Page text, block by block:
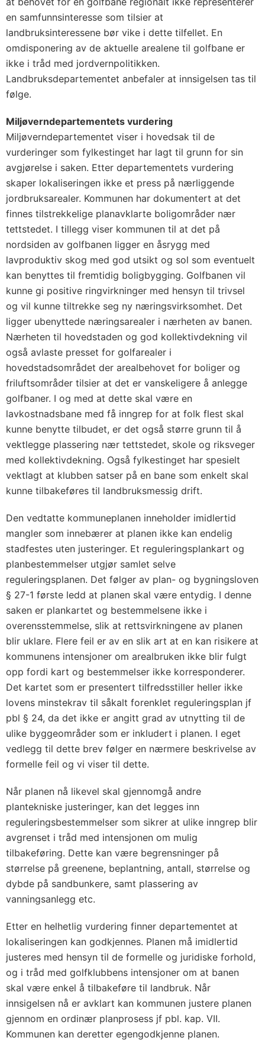
en samfunnsinteresse som tilsier at
landbruksinteressene bør vike i dette tilfellet. En
omdisponering av de aktuelle arealene til golfbane er
ikke i tråd med jordvernpolitikken.
Landbruksdepartementet anbefaler at innsigelsen tas til
følge.
Miljøverndepartementets vurdering
Miljøverndepartementet viser i hovedsak til de
vurderinger som fylkestinget har lagt til grunn for sin
avgjørelse i saken. Etter departementets vurdering
skaper lokaliseringen ikke et press på nærliggende
jordbruksarealer. Kommunen har dokumentert at det
finnes tilstrekkelige planavklarte boligområder nær
tettstedet. I tillegg viser kommunen til at det på
nordsiden av golfbanen ligger en åsrygg med
lavproduktiv skog med god utsikt og sol som eventuelt
kan benyttes til fremtidig boligbygging. Golfbanen vil
kunne gi positive ringvirkninger med hensyn til trivsel
og vil kunne tiltrekke seg ny næringsvirksomhet. Det
ligger ubenyttede næringsarealer i nærheten av banen.
Nærheten til hovedstaden og god kollektivdekning vil
også avlaste presset for golfarealer i
hovedstadsområdet der arealbehovet for boliger og
friluftsområder tilsier at det er vanskeligere å anlegge
golfbaner. I og med at dette skal være en
lavkostnadsbane med få inngrep for at folk flest skal
kunne benytte tilbudet, er det også større grunn til å
vektlegge plassering nær tettstedet, skole og riksveger
med kollektivdekning. Også fylkestinget har spesielt
vektlagt at klubben satser på en bane som enkelt skal
kunne tilbakeføres til landbruksmessig drift.
Den vedtatte kommuneplanen inneholder imidlertid
mangler som innebærer at planen ikke kan endelig
stadfestes uten justeringer. Et reguleringsplankart og
planbestemmelser utgjør samlet selve
reguleringsplanen. Det følger av plan- og bygningsloven
§ 27-1 første ledd at planen skal være entydig. I denne
saken er plankartet og bestemmelsene ikke i
overensstemmelse, slik at rettsvirkningene av planen
blir uklare. Flere feil er av en slik art at en kan risikere at
kommunens intensjoner om arealbruken ikke blir fulgt
opp fordi kart og bestemmelser ikke korresponderer.
Det kartet som er presentert tilfredsstiller heller ikke
lovens minstekrav til såkalt forenklet reguleringsplan jf
pbl § 24, da det ikke er angitt grad av utnytting til de
ulike byggeområder som er inkludert i planen. I eget
vedlegg til dette brev følger en nærmere beskrivelse av
formelle feil og vi viser til dette.
Når planen nå likevel skal gjennomgå andre
plantekniske justeringer, kan det legges inn
reguleringsbestemmelser som sikrer at ulike inngrep blir
avgrenset i tråd med intensjonen om mulig
tilbakeføring. Dette kan være begrensninger på
størrelse på greenene, beplantning, antall, størrelse og
dybde på sandbunkere, samt plassering av
vanningsanlegg etc.
Etter en helhetlig vurdering finner departementet at
lokaliseringen kan godkjennes. Planen må imidlertid
justeres med hensyn til de formelle og juridiske forhold,
og i tråd med golfklubbens intensjoner om at banen
skal være enkel å tilbakeføre til landbruk. Når
innsigelsen nå er avklart kan kommunen justere planen
gjennom en ordinær planprosess jf pbl. kap. VII.
Kommunen kan deretter egengodkjenne planen.